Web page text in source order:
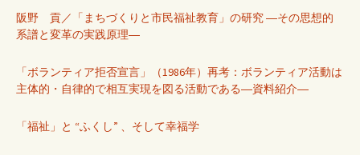
阪野 貢／「まちづくりと市民福祉教育」の研究 ―その思想的
系譜と変革の実践原理―
「ボランティア拒否宣言」（1986年）再考：ボランティア活動は
主体的・自律的で相互実現を図る活動である―資料紹介―
「福祉」と “ふくし” 、そして幸福学